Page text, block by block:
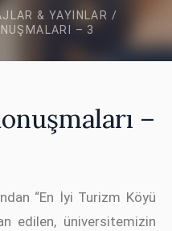
& YAYINLAR /
– 3
–
“En İyi Turizm Köyü
edilen, üniversitemizin